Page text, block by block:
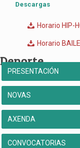
Descargas
Horario HIP-
Horario
Deporte
PRESENTACIÓN
NOVAS
AXENDA
CONVOCATORIAS